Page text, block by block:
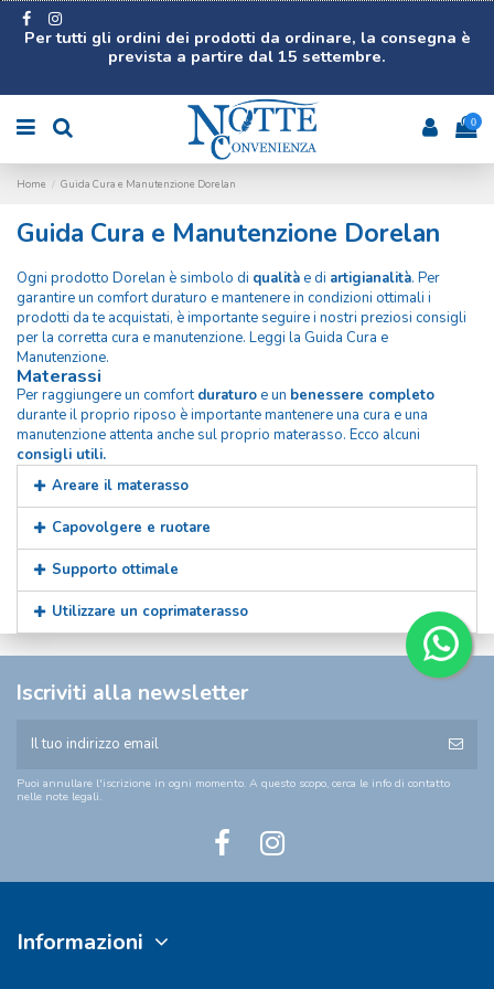
Per tutti gli ordini dei prodotti da ordinare, la consegna è
prevista a partire dal 15 settembre.
0
Home Guida Cura e Manutenzione Dorelan
Guida Cura e Manutenzione Dorelan
Ogni prodotto Dorelan è simbolo di qualitàe di artigianalità. Per
garantire un comfort duraturo e mantenere in condizioni ottimali i
prodotti da te acquistati, è importante seguire i nostri preziosi consigli
per la corretta cura e manutenzione. Leggi la Guida Cura e
Manutenzione.
Materassi
Per raggiungere un comfortduraturoe un benessere completo
durante il proprio riposo è importante mantenere una cura e una
manutenzione attenta anche sul proprio materasso. Ecco alcuni
consigli utili.
Areare il materasso
Capovolgere e ruotare
Supporto ottimale
Utilizzare un coprimaterasso
Iscriviti alla newsletter
Puoi annullare l'iscrizione in ogni momento. A questo scopo, cerca le info di contatto
nelle note legali.
Informazioni